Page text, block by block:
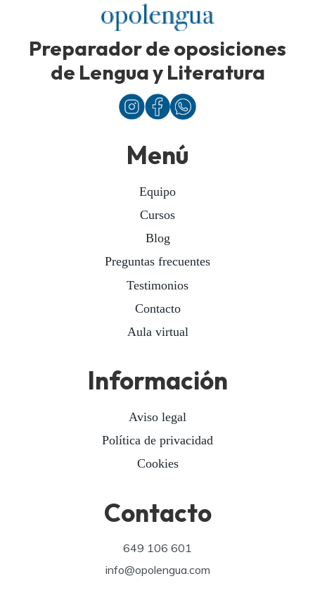
Preparador de oposiciones
de Lengua y Literatura
Menú
Equipo
Cursos
Blog
Preguntas frecuentes
Testimonios
Contacto
Aula virtual
Información
Aviso legal
Política de privacidad
Cookies
Contacto
649 106 601
info@opolengua.com